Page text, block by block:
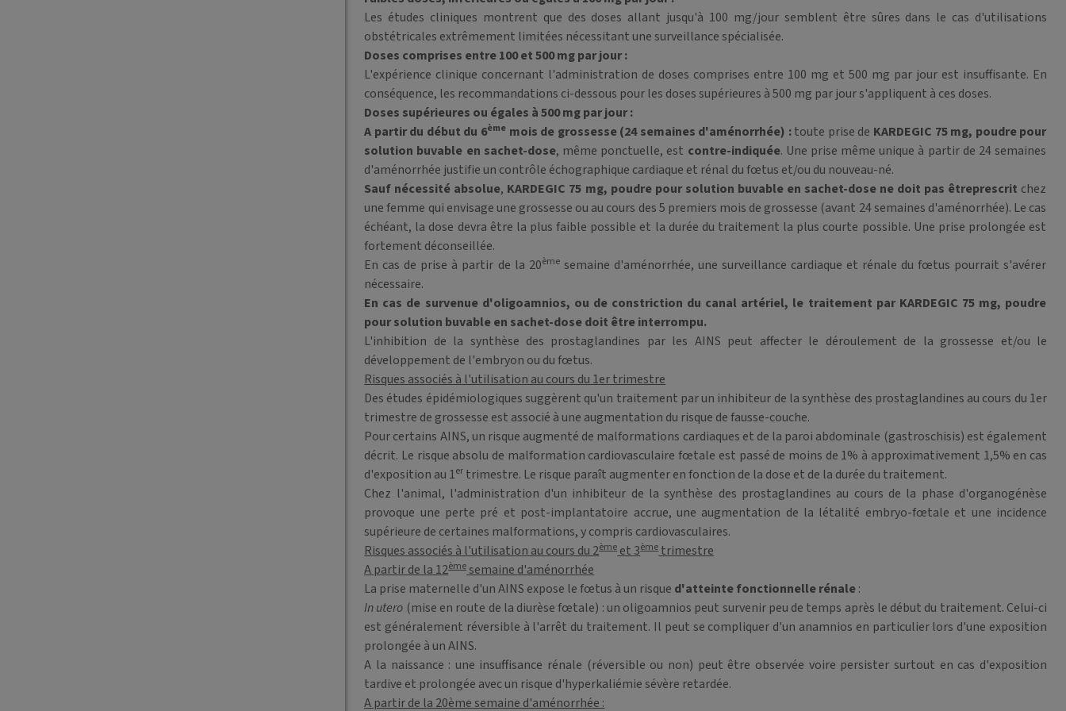
Les études cliniques montrent que des doses allant jusqu'à 100 mg/jour semblent être sûres dans le cas d'utilisations
obstétricales extrêmement limitées nécessitant une surveillance spécialisée.
Doses comprises entre 100 et 500 mg par jour :
L'expérience clinique concernant l'administration de doses comprises entre 100 mg et 500 mg par jour est insuffisante. En
conséquence, les recommandations ci-dessous pour les doses supérieures à 500 mg par jour s'appliquent à ces doses.
Doses supérieures ou égales à 500 mg par jour :
A partir du début du 6èmemois de grossesse (24 semaines d'aménorrhée) :toute prise de KARDEGIC 75 mg, poudre pour
solution buvable en sachet-dose, même ponctuelle, est contre-indiquée. Une prise même unique à partir de 24 semaines
d'aménorrhée justifie un contrôle échographique cardiaque et rénal du fœtus et/ou du nouveau-né.
Sauf nécessité absolue, KARDEGIC 75 mg, poudre pour solution buvable en sachet-dose ne doit pas êtreprescrit chez
une femme qui envisage une grossesse ou au cours des 5 premiers mois de grossesse (avant 24 semaines d'aménorrhée). Le cas
échéant, la dose devra être la plus faible possible et la durée du traitement la plus courte possible. Une prise prolongée est
fortement déconseillée.
En cas de prise à partir de la 20èmesemaine d'aménorrhée, une surveillance cardiaque et rénale du fœtus pourrait s'avérer
nécessaire.
En cas de survenue d'oligoamnios, ou de constriction du canal artériel, le traitement par KARDEGIC 75 mg, poudre
pour solution buvable en sachet-dose doit être interrompu.
L'inhibition de la synthèse des prostaglandines par les AINS peut affecter le déroulement de la grossesse et/ou le
développement de l'embryon ou du fœtus.
Risques associés à l'utilisation au cours du 1er trimestre
Des études épidémiologiques suggèrent qu'un traitement par un inhibiteur de la synthèse des prostaglandines au cours du 1er
trimestre de grossesse est associé à une augmentation du risque de fausse-couche.
Pour certains AINS, un risque augmenté de malformations cardiaques et de la paroi abdominale (gastroschisis) est également
décrit. Le risque absolu de malformation cardiovasculaire fœtale est passé de moins de 1% à approximativement 1,5% en cas
d'exposition au 1er trimestre. Le risque paraît augmenter en fonction de la dose et de la durée du traitement.
Chez l'animal, l'administration d'un inhibiteur de la synthèse des prostaglandines au cours de la phase d'organogénèse
provoque une perte pré et post-implantatoire accrue, une augmentation de la létalité embryo-fœtale et une incidence
supérieure de certaines malformations, y compris cardiovasculaires.
Risques associés à l'utilisation au cours du 2ème et 3ème trimestre
A partir de la 12èmesemaine d'aménorrhée
La prise maternelle d'un AINS expose le fœtus à un risque d'atteinte fonctionnelle rénale:
In utero (mise en route de la diurèse fœtale) : un oligoamnios peut survenir peu de temps après le début du traitement. Celui-ci
est généralement réversible à l'arrêt du traitement. Il peut se compliquer d'un anamnios en particulier lors d'une exposition
prolongée à un AINS.
A la naissance : une insuffisance rénale (réversible ou non) peut être observée voire persister surtout en cas d'exposition
tardive et prolongée avec un risque d'hyperkaliémie sévère retardée.
A partir de la 20ème semaine d'aménorrhée :